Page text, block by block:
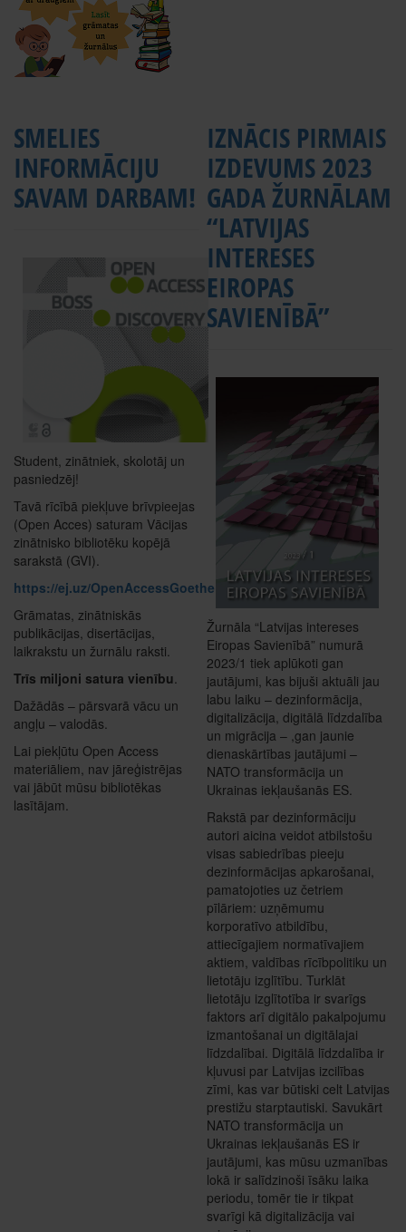
SMELIES
INFORMĀCIJU
SAVAM DARBAM!
Student, zinātniek, skolotāj un
pasniedzēj!
Tavā rīcībā piekļuve brīvpieejas
(Open Acces) saturam Vācijas
zinātnisko bibliotēku kopējā
sarakstā (GVI).
https://ej.uz/OpenAccessGoethe
Grāmatas, zinātniskās
publikācijas, disertācijas,
laikrakstu un žurnālu raksti.
Trīs miljoni satura vienību.
Dažādās – pārsvarā vācu un
angļu – valodās.
Lai piekļūtu Open Access
materiāliem, nav jāreģistrējas
vai jābūt mūsu bibliotēkas
lasītājam.
IZNĀCIS PIRMAIS
IZDEVUMS 2023
GADA ŽURNĀLAM
“LATVIJAS
INTERESES
EIROPAS
SAVIENĪBĀ”
Žurnāla “Latvijas intereses
Eiropas Savienībā” numurā
2023/1 tiek aplūkoti gan
jautājumi, kas bijuši aktuāli jau
labu laiku – dezinformācija,
digitalizācija, digitālā līdzdalība
un migrācija – ,gan jaunie
dienaskārtības jautājumi –
NATO transformācija un
Ukrainas iekļaušanās ES.
Rakstā par dezinformāciju
autori aicina veidot atbilstošu
visas sabiedrības pieeju
dezinformācijas apkarošanai,
pamatojoties uz četriem
pīlāriem: uzņēmumu
korporatīvo atbildību,
attiecīgajiem normatīvajiem
aktiem, valdības rīcībpolitiku un
lietotāju izglītību. Turklāt
lietotāju izglītotība ir svarīgs
faktors arī digitālo pakalpojumu
izmantošanai un digitālajai
līdzdalībai. Digitālā līdzdalība ir
kļuvusi par Latvijas izcilības
zīmi, kas var būtiski celt Latvijas
prestižu starptautiski. Savukārt
NATO transformācija un
Ukrainas iekļaušanās ES ir
jautājumi, kas mūsu uzmanības
lokā ir salīdzinoši īsāku laika
periodu, tomēr tie ir tikpat
svarīgi kā digitalizācija vai